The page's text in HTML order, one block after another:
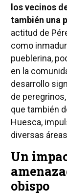
los vecinos
también una
actitud de
como
pueblerina,
en la
desarrollo
de
que también
Huesca,
diversas
Un
obispo